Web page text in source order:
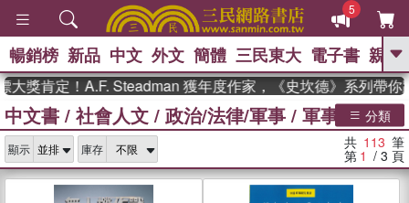
5
GO
熱搜： 東野圭吾 、 The Odyssey 、
如果歷史是一群喵 、 國際布克獎 臺灣
台灣的李登輝時
代 、 數學女孩：黎曼猜想 、 偉大的
暢銷榜 新品 中文 外文 簡體 三民東大 電子書 親子
！A.F. Steadman 獲年度作家，《史坎德》系列帶你踏上熱
中文書 / 社會人文 / 政治/法律/軍事 / 軍事 /空軍
分類
顯示 庫存 共 113 筆
第 1 / 3 頁